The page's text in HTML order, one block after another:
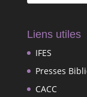
Liens utiles
IFES
Presses
CACC